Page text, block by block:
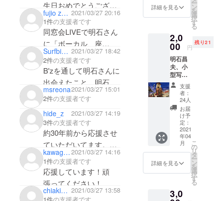
生日おめでとうござい
ます！
いつまでも応援してい
ます！
fujio zama 2021/03/27 20:16
1件の支援者です
同窓会LIVEで明石さん
に「ボーカル、座
間！」と呼んでいただ
けたのは人生の宝物の
一つです。これからも
何卒宜しくお願いしま
す。
Surfbiker21 2021/03/27 18:42
2件の支援者です
B'zを通して明石さんに
出会えたこと、明石さ
んがB'zを離れられて
も、今こうして繋がれ
ていること、とても嬉
しく思います。これか
らもずっと応援してい
ます！
msreona2021/03/27 15:01
2件の支援者です
hide_z
2021/03/27 14:19
3件の支援者です
約30年前から応援させ
ていただいてます。
これからも応援させて
kawaguchi19962021/03/27 14:16
1件の支援者です
応援しています！頑
張ってください！
chiaki1783 2021/03/27 13:58
ぶんの
オリジ
ナルビ
ターが
もらえ
ます。
以前の
クラウ
ドファ
ンディ
ングの
際も20
口の方
がい
て、頑
張りま
した。
備考欄
に、質
問・
スでも
詳細を見る ー
ン
を
選
択
す
る
2,0
00 円
残り21
明石昌
夫、小
型写真
集。明
石さん
缶バッ
ジ付
き。 今
は懐か
しきコ
ロナ前
2019年
にマン
スリー
で心斎
橋コー
で行っ
支援
者：
24人
お届
け予
定：
2021
年04
月
詳細を見る
こ
の
リ
タ
ー
ン
を
選
択
す
る
3,0